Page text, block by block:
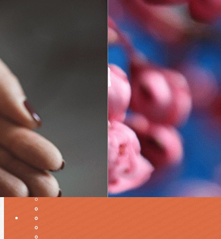
Exporter les lignes sélectionnées
Exporter toutes les colonnes
Exporter uniquement les colonnes affichées
Ajoutez un logo, un bouton, des réseaux sociaux
Cliquez pour éditer